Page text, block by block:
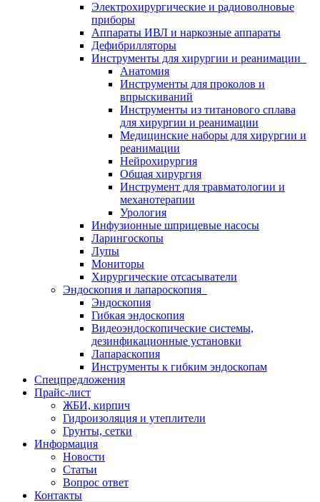
Электрохирургические и радиоволновые
приборы
Аппараты ИВЛ и наркозные аппараты
Дефибрилляторы
Инструменты для хирургии и реанимации
Анатомия
Инструменты для проколов и
впрыскиваний
Инструменты из титанового сплава
для хирургии и реанимации
Медицинские наборы для хирургии и
реанимации
Нейрохирургия
Общая хирургия
Инструмент для травматологии и
механотерапии
Урология
Инфузионные шприцевые насосы
Ларингоскопы
Лупы
Мониторы
Хирургические отсасыватели
Эндоскопия и лапароскопия
Эндоскопия
Гибкая эндоскопия
Видеоэндоскопические системы,
дезинфикационные установки
Лапараскопия
Инструменты к гибким эндоскопам
Спецпредложения
Прайс-лист
ЖБИ, кирпич
Гидроизоляция и утеплители
Грунты, сетки
Информация
Новости
Статьи
Вопрос ответ
Контакты